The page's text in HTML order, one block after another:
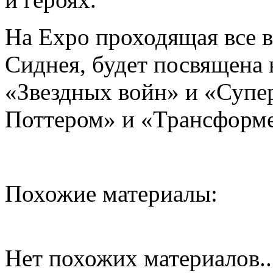
На Expo проходящая все
Сиднея, будет посвящена
«Звездных войн» и
Поттером» и
Похожие материалы:
Нет похожих